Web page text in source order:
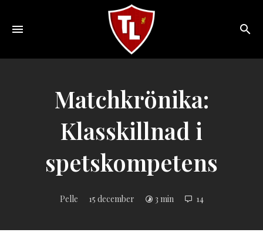
Sveriges
online
magazine!
Matchkrönika:
Klasskillnad i
spetskompetens
Pelle 15 december 3 min 14